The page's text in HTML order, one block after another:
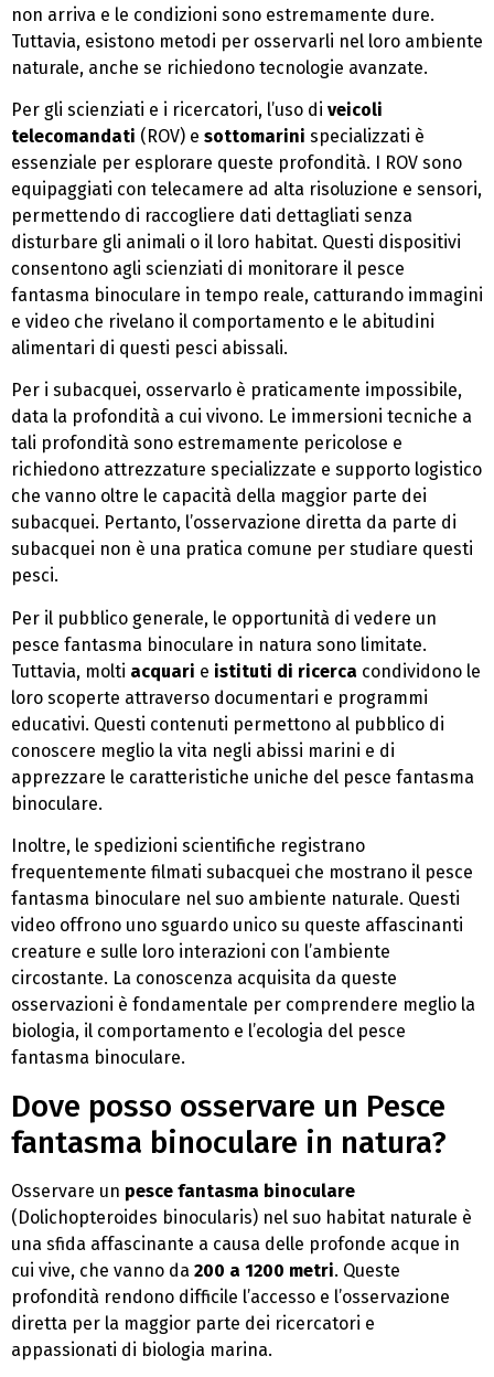
non arriva e le condizioni sono estremamente dure.
Tuttavia, esistono metodi per osservarli nel loro ambiente
naturale, anche se richiedono tecnologie avanzate.
Per gli scienziati e i ricercatori, l’uso di veicoli
telecomandati (ROV) e sottomarini specializzati è
essenziale per esplorare queste profondità. I ROV sono
equipaggiati con telecamere ad alta risoluzione e sensori,
permettendo di raccogliere dati dettagliati senza
disturbare gli animali o il loro habitat. Questi dispositivi
consentono agli scienziati di monitorare il pesce
fantasma binoculare in tempo reale, catturando immagini
e video che rivelano il comportamento e le abitudini
alimentari di questi pesci abissali.
Per i subacquei, osservarlo è praticamente impossibile,
data la profondità a cui vivono. Le immersioni tecniche a
tali profondità sono estremamente pericolose e
richiedono attrezzature specializzate e supporto logistico
che vanno oltre le capacità della maggior parte dei
subacquei. Pertanto, l’osservazione diretta da parte di
subacquei non è una pratica comune per studiare questi
pesci.
Per il pubblico generale, le opportunità di vedere un
pesce fantasma binoculare in natura sono limitate.
Tuttavia, molti acquari e istituti di ricerca condividono le
loro scoperte attraverso documentari e programmi
educativi. Questi contenuti permettono al pubblico di
conoscere meglio la vita negli abissi marini e di
apprezzare le caratteristiche uniche del pesce fantasma
binoculare.
Inoltre, le spedizioni scientifiche registrano
frequentemente filmati subacquei che mostrano il pesce
fantasma binoculare nel suo ambiente naturale. Questi
video offrono uno sguardo unico su queste affascinanti
creature e sulle loro interazioni con l’ambiente
circostante. La conoscenza acquisita da queste
osservazioni è fondamentale per comprendere meglio la
biologia, il comportamento e l’ecologia del pesce
fantasma binoculare.
Dove posso osservare un Pesce
fantasma binoculare in natura?
Osservare un pesce fantasma binoculare
(Dolichopteroides binocularis) nel suo habitat naturale è
una sfida affascinante a causa delle profonde acque in
cui vive, che vanno da 200 a 1200 metri. Queste
profondità rendono difficile l’accesso e l’osservazione
diretta per la maggior parte dei ricercatori e
appassionati di biologia marina.